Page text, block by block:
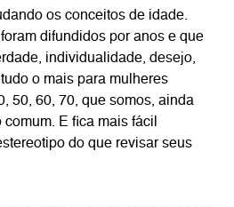
os conceitos de idade.
difundidos por anos e que
individualidade, desejo,
o mais para mulheres
50, 60, 70, que somos, ainda
E fica mais fácil
do que revisar seus